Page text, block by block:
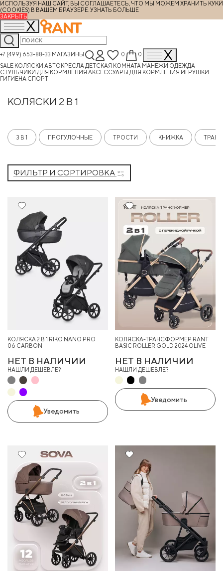
ИСПОЛЬЗУЯ НАШ САЙТ, ВЫ СОГЛАШАЕТЕСЬ, ЧТО МЫ МОЖЕМ ХРАНИТЬ КУКИ
(COOKIES) В ВАШЕМ БРАУЗЕРЕ. УЗНАТЬ БОЛЬШЕ
ЗАКРЫТЬ
+7 (499) 653-88-33 МАГАЗИНЫ 0
0
SALE КОЛЯСКИ АВТОКРЕСЛА ДЕТСКАЯ КОМНАТА МАНЕЖИ ОДЕЖДА
СТУЛЬЧИКИ ДЛЯ КОРМЛЕНИЯ АКСЕССУАРЫ ДЛЯ КОРМЛЕНИЯ ИГРУШКИ
ГИГИЕНА СПОРТ
КОЛЯСКИ 2 В 1
3 В 1 ПРОГУЛОЧНЫЕ ТРОСТИ КНИЖКА
ФИЛЬТР И СОРТИРОВКА
КОЛЯСКА 2 В 1 RIKO NANO PRO
06 CARBON
НЕТ В НАЛИЧИИ
НАШЛИ ДЕШЕВЛЕ?
Уведомить
КОЛЯСКА-ТРАНСФОРМЕР RANT
BASIC ROLLER GOLD 2024 OLIVE
НЕТ В НАЛИЧИИ
НАШЛИ ДЕШЕВЛЕ?
Уведомить
8%